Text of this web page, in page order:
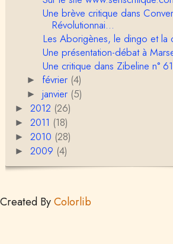
Christophe Darmangeat
Je n'ai pas de lumières
on sentiment est que les
Christophe Darmangeat
Je commencerai par la
e mon nom n'ait pas été
d…
Nadine
Bonjour Christophe, merci pour
demande si ce sont les
…
Christophe Darmangeat
Pour commencer, je dois
Anonymous
Une brève critique dans
Révolutionnai...
Les Aborigènes, le dingo et la
Une présentation-débat à
Une critique dans Zibeline n° 61
► février (4)
►janvier (5)
► 2012 (26)
► 2011 (18)
► 2010 (28)
► 2009 (4)
Created ByColorlib